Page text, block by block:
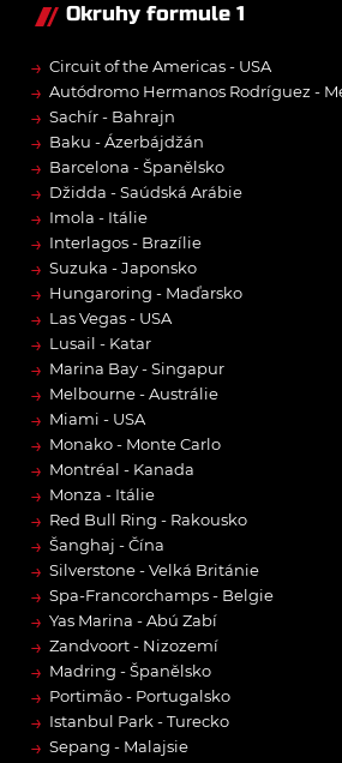
Okruhy formule 1
→ Circuit of the Americas - USA
→ Autódromo Hermanos Rodríguez -
→ Sachír - Bahrajn
→ Baku - Ázerbájdžán
→ Barcelona - Španělsko
→ Džidda - Saúdská Arábie
→ Imola - Itálie
→ Interlagos - Brazílie
→ Suzuka - Japonsko
→ Hungaroring - Maďarsko
→ Las Vegas - USA
→ Lusail - Katar
→ Marina Bay - Singapur
→ Melbourne - Austrálie
→ Miami - USA
→ Monako - Monte Carlo
→ Montréal - Kanada
→ Monza - Itálie
→ Red Bull Ring - Rakousko
→ Šanghaj - Čína
→ Silverstone - Velká Británie
→ Spa-Francorchamps - Belgie
→ Yas Marina - Abú Zabí
→ Zandvoort - Nizozemí
→ Madring - Španělsko
→ Portimão - Portugalsko
→ Istanbul Park - Turecko
→ Sepang - Malajsie